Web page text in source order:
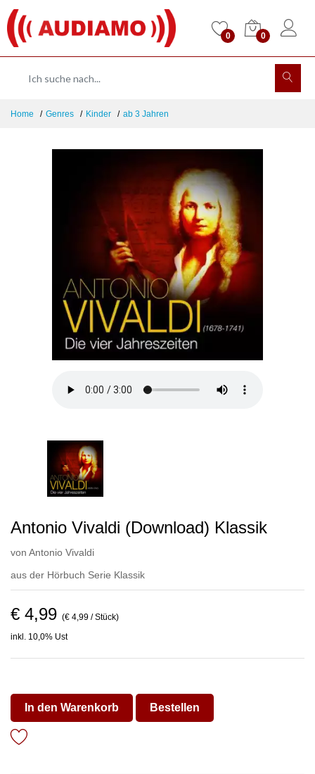
0 0
Home Genres Kinder ab 3 Jahren
Antonio Vivaldi (Download) Klassik
von Antonio Vivaldi
aus der Hörbuch Serie Klassik
€ 4,99 (€ 4,99 / Stück)
inkl. 10,0% Ust
In den Warenkorb Bestellen